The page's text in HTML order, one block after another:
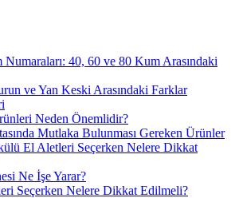
40, 60 ve 80 Kum Arasındaki
ve Yan Keski Arasındaki Farklar
Neden Önemlidir?
Mutlaka Bulunması Gereken Ürünler
El Aletleri Seçerken Nelere Dikkat
Ne İşe Yarar?
Seçerken Nelere Dikkat Edilmeli?